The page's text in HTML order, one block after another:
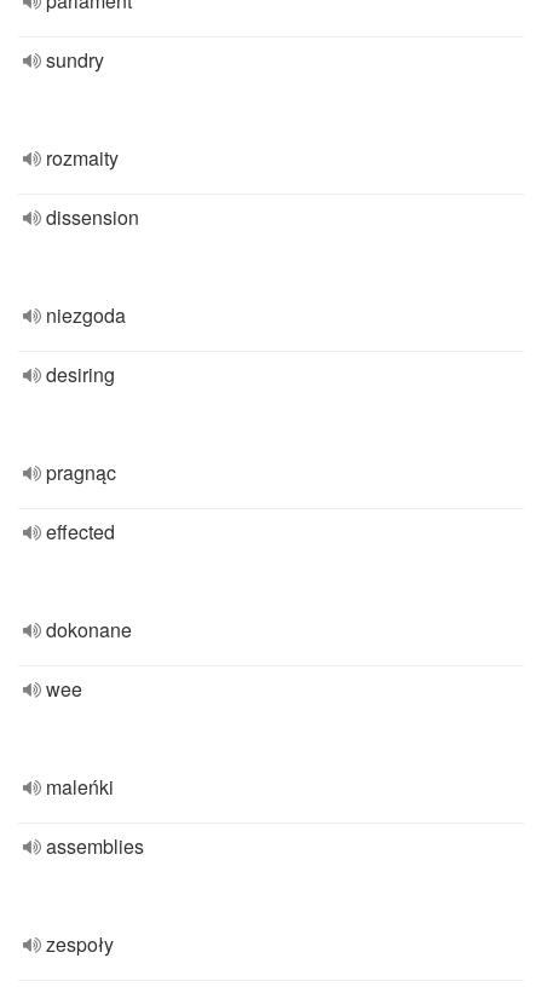
sundry
rozmaity
dissension
niezgoda
desiring
pragnąc
effected
dokonane
wee
maleńki
assemblies
zespoły